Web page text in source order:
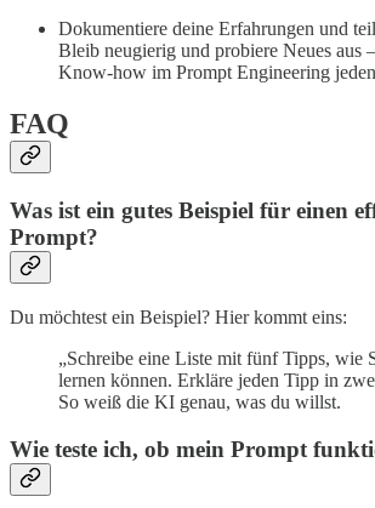
Dokumentiere deine Erfahrungen und
Bleib neugierig und probiere Neues aus
Know-how im Prompt Engineering
FAQ
Was ist ein gutes Beispiel für einen
Prompt?
Du möchtest ein Beispiel? Hier kommt eins:
„Schreibe eine Liste mit fünf Tipps, wie
lernen können. Erkläre jeden Tipp in
So weiß die KI genau, was du willst.
Wie teste ich, ob mein Prompt